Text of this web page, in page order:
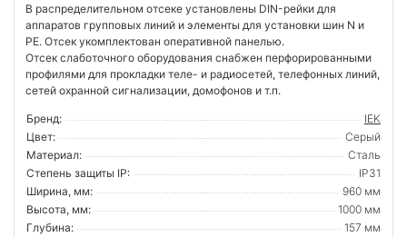
В распределительном отсеке установлены DIN-рейки для
аппаратов групповых линий и элементы для установки шин N и
РЕ. Отсек укомплектован оперативной панелью.
Отсек слаботочного оборудования снабжен перфорированными
профилями для прокладки теле- и радиосетей, телефонных линий,
сетей охранной сигнализации, домофонов и т.п.
Бренд:
IEK
Цвет:
Серый
Материал:
Сталь
Степень защиты IP:
IP31
Ширина, мм:
960 мм
Высота, мм:
1000 мм
Глубина:
157 мм